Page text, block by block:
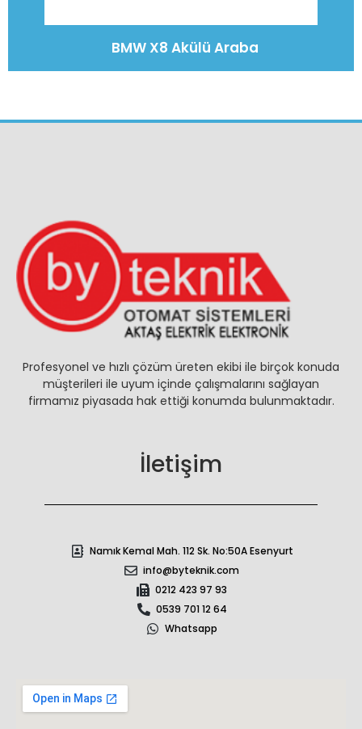
BMW X8 Akülü Araba
Profesyonel ve hızlı çözüm üreten ekibi ile birçok konuda
müşterileri ile uyum içinde çalışmalarını sağlayan
firmamız piyasada hak ettiği konumda bulunmaktadır.
İletişim
Namık Kemal Mah. 112 Sk. No:50A Esenyurt
info@byteknik.com
0212 423 97 93
0539 701 12 64
Whatsapp